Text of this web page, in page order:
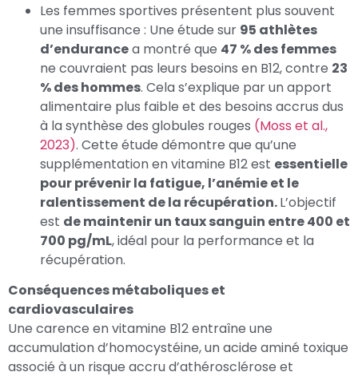
Les femmes sportives présentent plus souvent
une insuffisance : Une étude sur 95 athlètes
d’endurancea montré que 47 % des femmes
ne couvraient pas leurs besoins en B12, contre 23
% des hommes. Cela s’explique par un apport
alimentaire plus faible et des besoins accrus dus
à la synthèse des globules rouges (Moss et al.,
2023). Cette étude démontre que qu’une
supplémentation en vitamine B12 est essentielle
pour prévenir la fatigue, l’anémie et le
ralentissement de la récupération.L’objectif
est de maintenir un taux sanguin entre 400 et
700 pg/mL, idéal pour la performance et la
récupération.
Conséquences métaboliques et
cardiovasculaires
Une carence en vitamine B12 entraîne une
accumulation d’homocystéine, un acide aminé toxique
associé à un risque accru d’athérosclérose et